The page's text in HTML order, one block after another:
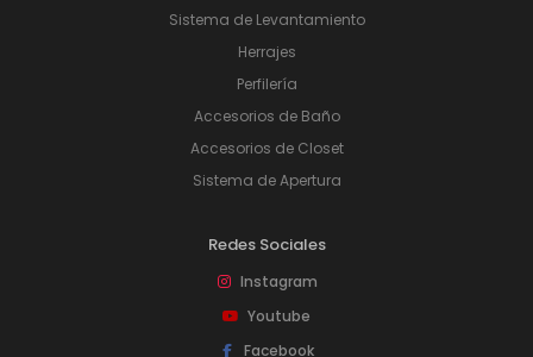
Sistema de Levantamiento
Herrajes
Perfilería
Accesorios de Baño
Accesorios de Closet
Sistema de Apertura
Redes Sociales
Instagram
Youtube
Facebook